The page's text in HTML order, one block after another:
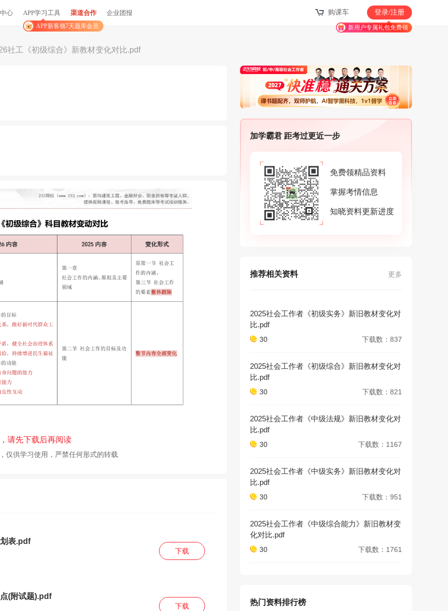
心 APP学习工具
APP新客领7天题库会员
渠道合作 企业团报 购课车 登录/注册
新用户专属礼包免费领
社工《初级综合》新教材变化对比.pdf
请先下载后再阅读
仅供学习使用，严禁任何形式的转载
表.pdf
下载
(附试题).pdf
下载
加学霸君 距考过更近一步
免费领精品资料
掌握考情信息
知晓资料更新进度
推荐相关资料 更多
2025社会工作者《初级实务》新旧教材变化对
比.pdf
30 下载数：837
2025社会工作者《初级综合》新旧教材变化对
比.pdf
30 下载数：821
2025社会工作者《中级法规》新旧教材变化对
比.pdf
30 下载数：1167
2025社会工作者《中级实务》新旧教材变化对
比.pdf
30 下载数：951
2025社会工作者《中级综合能力》新旧教材变
化对比.pdf
30 下载数：1761
热门资料排行榜